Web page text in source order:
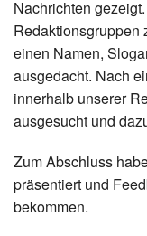
Nachrichten
Redaktionsgruppen
einen Namen,
ausgedacht. Nach
innerhalb unserer
ausgesucht und
Zum Abschluss
präsentiert und
bekommen.